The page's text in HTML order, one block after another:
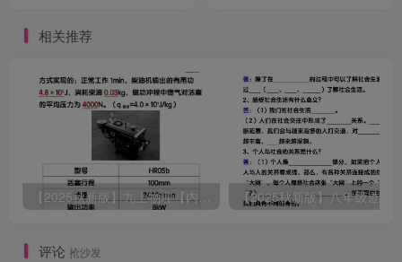
相关推荐
【2025秋新版】九上物理【内能】必刷易错题
评论 抢沙发